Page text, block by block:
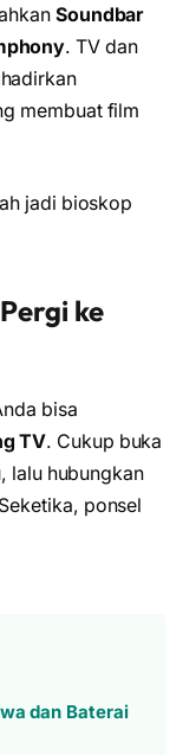
Soundbar
. TV dan
membuat film
jadi bioskop
ke
bisa
TV. Cukup buka
lalu hubungkan
ponsel
dan Baterai